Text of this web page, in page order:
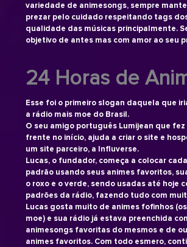
variedade de animesongs, sempre
prezar pelo cuidado respeitando tags
qualidade das músicas principalmente.
objetivo de antes mas com amor ao seu
24 Horas de
Esse foi o primeiro slogan daquela que
a rádio mais moe do Brasil.
O seu amigo português Lumijean que fez
frente no início, ajuda a criar o site e
um site parceiro, a Influverse.
Lucas, o fundador, começa a colocar
padrão usando seus animes favoritos,
o roxo e o verde, sendo usadas até hoje
padrões da rádio, fazendo tudo com
Lucas gosta muito de animes fofinhos
moe) e sua rádio já estava preenchida
animesongs favoritas do mesmos e de
animes favoritos. Com todo esmero,